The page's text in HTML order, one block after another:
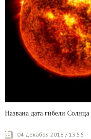
Названа дата гибели Солнца
04 декабря 2018 / 13:56